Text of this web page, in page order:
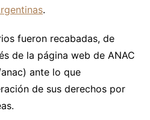
.
fueron recabadas, de
de la página web de ANAC
ante lo que
de sus derechos por